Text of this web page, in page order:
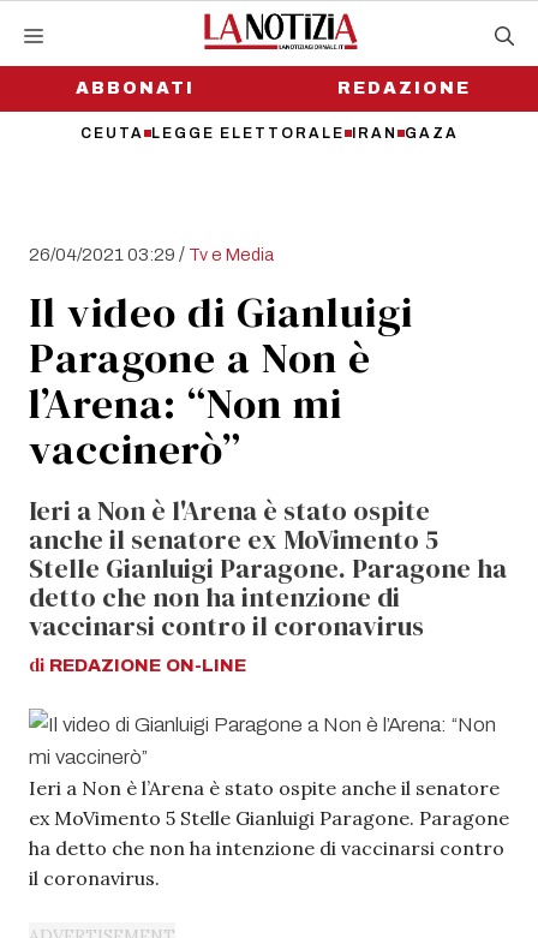
contenutoABBONATI
CEUTA LEGGE ELETTORALE IRAN GAZA
REDAZIONE
26/04/2021 03:29 / Tv e Media
Il video di Gianluigi
Paragone a Non è
l’Arena: “Non mi
vaccinerò”
Ieri a Non è l'Arena è stato ospite
anche il senatore ex MoVimento 5
Stelle Gianluigi Paragone. Paragone ha
detto che non ha intenzione di
vaccinarsi contro il coronavirus
di REDAZIONE ON-LINE
Ieri a Non è l’Arena è stato ospite anche il senatore
ex MoVimento 5 Stelle Gianluigi Paragone. Paragone
ha detto che non ha intenzione di vaccinarsi contro
il coronavirus.